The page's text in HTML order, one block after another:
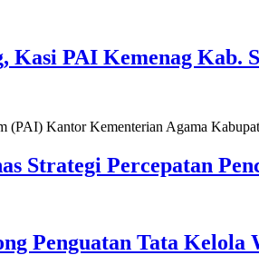
Kasi PAI Kemenag Kab.
(PAI) Kantor Kementerian Agama
Strategi Percepatan
Penguatan Tata Kelola